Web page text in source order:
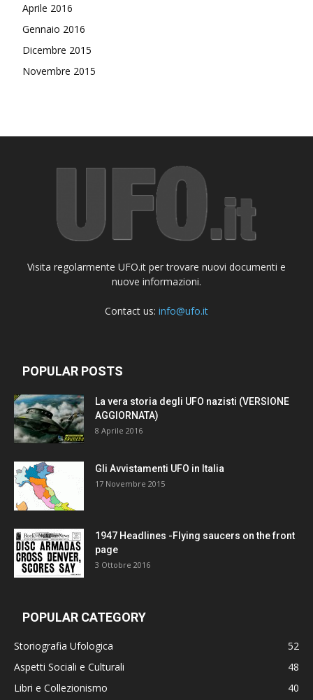
Aprile 2016
Gennaio 2016
Dicembre 2015
Novembre 2015
Visita regolarmente UFO.it per trovare nuovi documenti e
nuove informazioni.
Contact us: info@ufo.it
POPULAR POSTS
La vera storia degli UFO nazisti (VERSIONE
AGGIORNATA)
8 Aprile 2016
Gli Avvistamenti UFO in Italia
17 Novembre 2015
1947 Headlines -Flying saucers on the front
page
3 Ottobre 2016
POPULAR CATEGORY
Storiografia Ufologica
52
Aspetti Sociali e Culturali
48
Libri e Collezionismo
40